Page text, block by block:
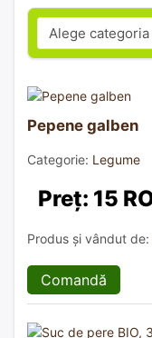
Pepene galben
Categorie: Legume
Preț: 15
Produs și vândut de:
Comandă